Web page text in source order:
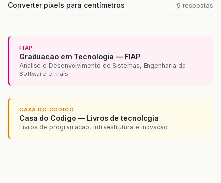
Converter pixels para centímetros 9 respostas
FIAP
Graduacao em Tecnologia — FIAP
Analise e Desenvolvimento de Sistemas, Engenharia de
Software e mais
CASA DO CODIGO
Casa do Codigo — Livros de tecnologia
Livros de programacao, infraestrutura e inovacao